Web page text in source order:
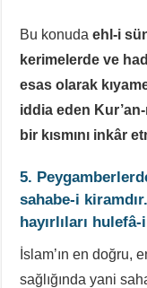
Bu konudaehl-i
kerimelerde ve
esas olarak
iddia eden Kur’an-
bir kısmını inkâr
5.
sahabe-i
hayırlıları
İslam’ın en doğru,
sağlığında yani